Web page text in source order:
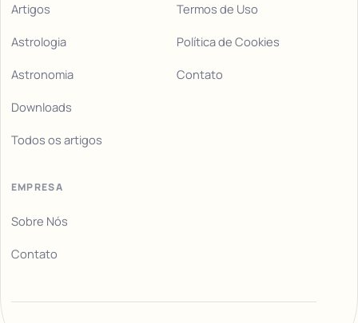
Artigos
Astrologia
Astronomia
Downloads
Todos os artigos
Termos de Uso
Política de Cookies
Contato
EMPRESA
Sobre Nós
Contato